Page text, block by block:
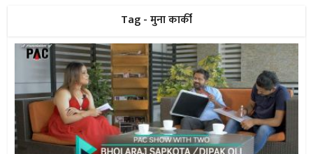
Tag - मुना कार्की